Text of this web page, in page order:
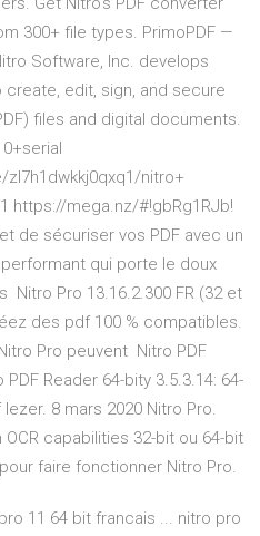
300+ file types. PrimoPDF —
Software, Inc. develops
edit, sign, and secure
files and digital documents.
nitro+
https://mega.nz/#!gbRg1RJb!
de sécuriser vos PDF avec un
qui porte le doux
Nitro Pro 13.16.2.300 FR (32 et
des pdf 100 % compatibles.
Pro peuvent Nitro PDF
Reader 64-bity 3.5.3.14: 64-
8 mars 2020 Nitro Pro.
capabilities 32-bit ou 64-bit
faire fonctionner Nitro Pro.
11 64 bit francais ... nitro pro